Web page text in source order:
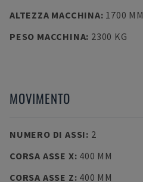
ALTEZZA MACCHINA: 1700 MM
PESO MACCHINA: 2300 KG
MOVIMENTO
NUMERO DI ASSI: 2
CORSA ASSE X: 400 MM
CORSA ASSE Z: 400 MM